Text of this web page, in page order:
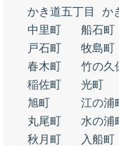
かき道五丁目
か
中里町
船石町
戸石町
牧島町
春木町
竹の久
稲佐町
光町
旭町
江の浦
丸尾町
水の浦
秋月町
入船町